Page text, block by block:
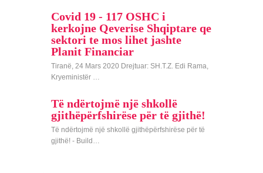
Covid 19 - 117 OSHC i
kerkojne Qeverise Shqiptare qe
sektori te mos lihet jashte
Planit Financiar
Tiranë, 24 Mars 2020 Drejtuar: SH.T.Z. Edi Rama,
Kryeministër …
Të ndërtojmë një shkollë
gjithëpërfshirëse për të gjithë!
Të ndërtojmë një shkollë gjithëpërfshirëse për të
gjithë! - Build…